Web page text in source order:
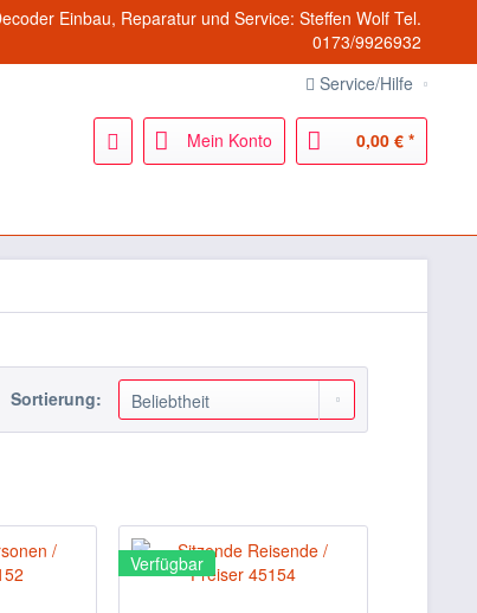
Einbau, Reparatur und Service: Steffen Wolf Tel.
0173/9926932
Service/Hilfe
Mein Konto 0,00 € *
Sortierung:
Verfügbar